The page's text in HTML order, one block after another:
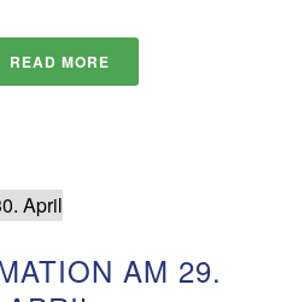
READ MORE
AM 29.